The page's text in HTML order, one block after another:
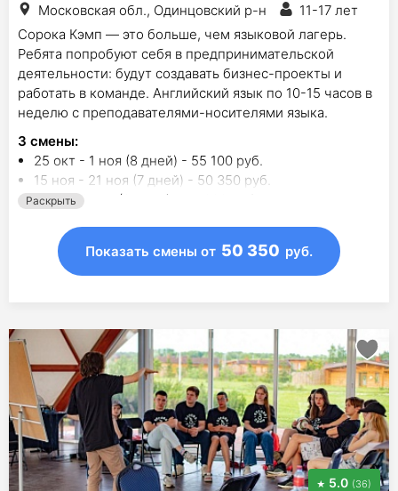
Московская обл., Одинцовский р-н
11-17 лет
Сорока Кэмп — это больше, чем языковой лагерь.
Ребята попробуют себя в предпринимательской
деятельности: будут создавать бизнес-проекты и
работать в команде. Английский язык по 10-15 часов в
неделю с преподавателями-носителями языка.
3 смены:
25 окт - 1 ноя (8 дней) - 55 100 руб.
15 ноя - 21 ноя (7 дней) - 50 350 руб.
2 янв - 9 янв (8 дней) - 55 000 руб.
Раскрыть
Показать смены от 50 350 руб.
5.0 (36)